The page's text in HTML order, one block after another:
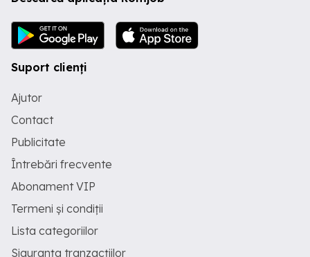
Suport clienți
Ajutor
Contact
Publicitate
Întrebări frecvente
Abonament VIP
Termeni și condiții
Lista categoriilor
Siguranța tranzacțiilor